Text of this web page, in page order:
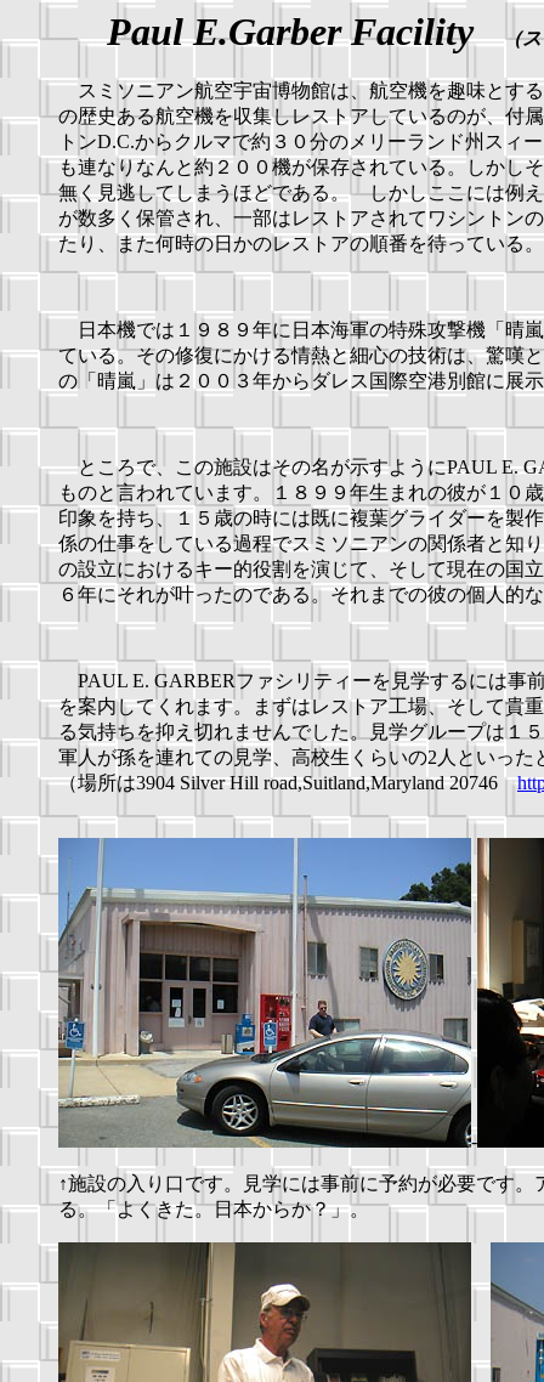
Paul E.Garber Facility （
スミソニアン航空宇宙博物館は、航空機を趣味とす
の歴史ある航空機を収集しレストアしているのが、付
トンD.C.からクルマで約３０分のメリーランド州スィ
も連なりなんと約２００機が保存されている。しかし
無く見逃してしまうほどである。 しかしここには例
が数多く保管され、一部はレストアされてワシントン
たり、また何時の日かのレストアの順番を待っている。
日本機では１９８９年に日本海軍の特殊攻撃機「晴
ている。その修復にかける情熱と細心の技術は、驚嘆
の「晴嵐」は２００３年からダレス国際空港別館に展
ところで、この施設はその名が示すようにPAUL E.
ものと言われています。１８９９年生まれの彼が１０
印象を持ち、１５歳の時には既に複葉グライダーを製
係の仕事をしている過程でスミソニアンの関係者と知
の設立におけるキー的役割を演じて、そして現在の国
６年にそれが叶ったのである。それまでの彼の個人的
PAUL E. GARBERファシリティーを見学するには事
を案内してくれます。まずはレストア工場、そして貴
る気持ちを抑え切れませんでした。見学グループは１
軍人が孫を連れての見学、高校生くらいの2人といった
（場所は3904 Silver Hill road,Suitland,Maryland 20746
-
↑施設の入り口です。見学には事前に予約が必要です
る。「よくきた。日本からか？」。